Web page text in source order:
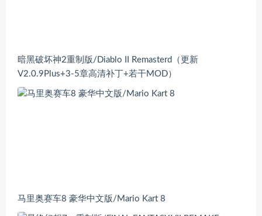
暗黑破坏神2重制版/Diablo II Remasterd（更新
V2.0.9Plus+3-5章高清补丁+若干MOD）
马里奥赛车8 豪华中文版/Mario Kart 8